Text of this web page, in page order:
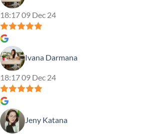
18:17 09 Dec 24
Ivana Darmana
18:17 09 Dec 24
Jeny Katana